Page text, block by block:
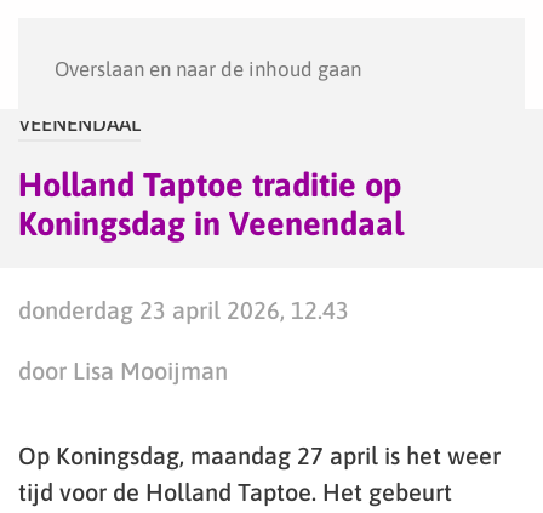
Overslaan en naar de inhoud gaan
VEENENDAAL
Holland Taptoe traditie op
Koningsdag in Veenendaal
donderdag 23 april 2026, 12.43
door Lisa Mooijman
Op Koningsdag, maandag 27 april is het weer
tijd voor de Holland Taptoe. Het gebeurt